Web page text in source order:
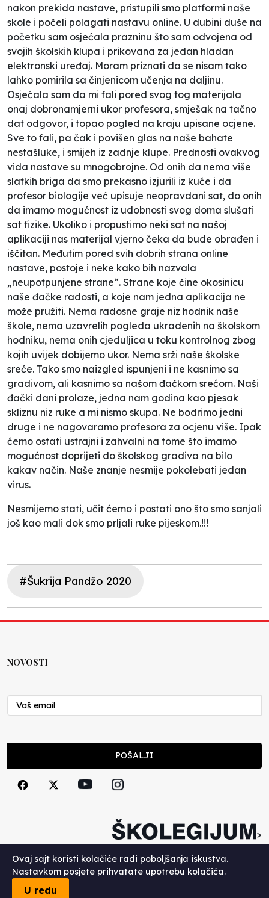
nakon prekida nastave, pristupili smo platformi naše
skole i počeli polagati nastavu online. U dubini duše na
početku sam osjećala prazninu što sam odvojena od
svojih školskih klupa i prikovana za jedan hladan
elektronski uređaj. Moram priznati da se nisam tako
lahko pomirila sa činjenicom učenja na daljinu.
Osjećala sam da mi fali pored svog tog materijala
onaj dobronamjerni ukor profesora, smješak na tačno
dat odgovor, i topao pogled na kraju upisane ocjene.
Sve to fali, pa čak i povišen glas na naše bahate
nestašluke, i smijeh iz zadnje klupe. Prednosti ovakvog
vida nastave su mnogobrojne. Od onih da nema više
slatkih briga da smo prekasno izjurili iz kuće i da
profesor biologije već upisuje neopravdani sat, do onih
da imamo mogućnost iz udobnosti svog doma slušati
sat fizike. Ukoliko i propustimo neki sat na našoj
aplikaciji nas materijal vjerno čeka da bude obrađen i
iščitan. Međutim pored svih dobrih strana online
nastave, postoje i neke kako bih nazvala
„neupotpunjene strane“. Strane koje čine okosinicu
naše đačke radosti, a koje nam jedna aplikacija ne
može pružiti. Nema radosne graje niz hodnik naše
škole, nema uzavrelih pogleda ukradenih na školskom
hodniku, nema onih cjeduljica u toku kontrolnog zbog
kojih uvijek dobijemo ukor. Nema srži naše školske
sreće. Tako smo naizgled ispunjeni i ne kasnimo sa
gradivom, ali kasnimo sa našom đačkom srećom. Naši
đački dani prolaze, jedna nam godina kao pjesak
skliznu niz ruke a mi nismo skupa. Ne bodrimo jedni
druge i ne nagovaramo profesora za ocjenu više. Ipak
ćemo ostati ustrajni i zahvalni na tome što imamo
mogućnost doprijeti do školskog gradiva na bilo
kakav način. Naše znanje nesmije pokolebati jedan
virus.
Nesmijemo stati, učit ćemo i postati ono što smo sanjali
još kao mali dok smo prljali ruke pijeskom.!!!
#Šukrija Pandžo 2020
NOVOSTI
POŠALJI
>
Copyright (c) 2026. Školegijum.
Ovaj sajt koristi kolačiće radi poboljšanja iskustva.
Nastavkom posjete prihvatate upotrebu kolačića.
U redu